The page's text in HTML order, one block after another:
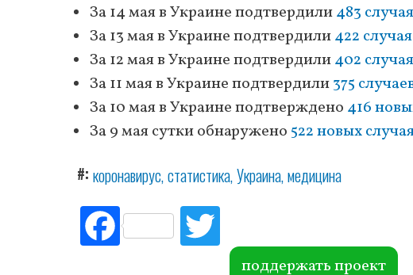
За 14 мая в Украине подтвердили483 случая
За 13 мая в Украине подтвердили422 случая
За 12 мая в Украине подтвердили402 случая
За 11 мая в Украине подтвердили375
За 10 мая в Украине подтверждено 416
За 9 мая сутки обнаружено 522 новых
# коронавирус статистика Украина медицина
Fac
ebo itte
поддержать проект